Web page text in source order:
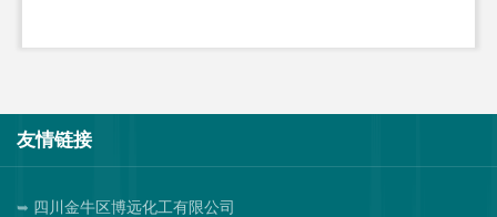
友情链接
四川金牛区博远化工有限公司